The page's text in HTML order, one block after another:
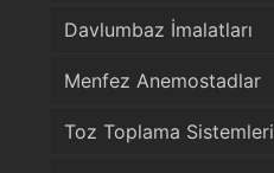
Davlumbaz İmalatları
Menfez Anemostadlar
Toz Toplama Sistemleri